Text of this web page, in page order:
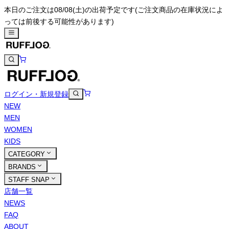
本日のご注文は08/08(土)の出荷予定です(ご注文商品の在庫状況によ
っては前後する可能性があります)
ログイン・新規登録
NEW
MEN
WOMEN
KIDS
CATEGORY
BRANDS
STAFF SNAP
店舗一覧
NEWS
FAQ
ABOUT